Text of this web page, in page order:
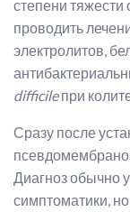
степени тяжести
проводить
электролитов,
difficileпри
Сразу после
Диагноз обычно
симптоматики,